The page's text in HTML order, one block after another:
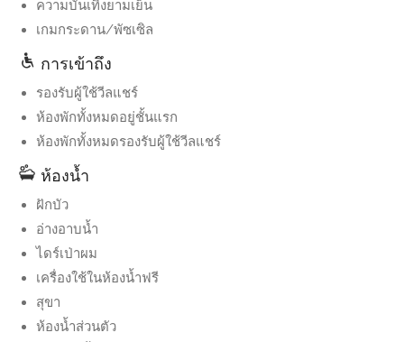
ความบันเทิงยามเย็น
เกมกระดาน/พัซเซิล
การเข้าถึง
รองรับผู้ใช้วีลแชร์
ห้องพักทั้งหมดอยู่ชั้นแรก
ห้องพักทั้งหมดรองรับผู้ใช้วีลแชร์
ห้องน้ำ
ฝักบัว
อ่างอาบน้ำ
ไดร์เป่าผม
เครื่องใช้ในห้องน้ำฟรี
สุขา
ห้องน้ำส่วนตัว